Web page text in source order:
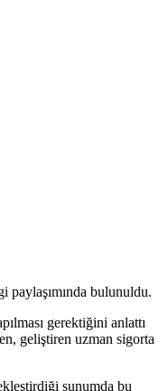
paylaşımında bulunuldu.
gerektiğini anlattı
geliştiren uzman sigorta
sunumda bu